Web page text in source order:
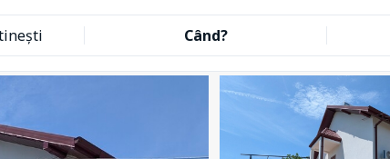
Când?